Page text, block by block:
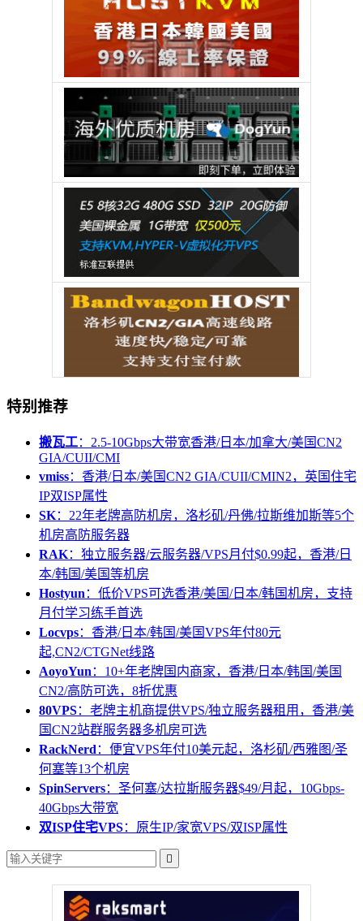
特别推荐
搬瓦工：2.5-10Gbps大带宽香港/日本/加拿大/美国CN2
GIA/CUII/CMI
vmiss：香港/日本/美国CN2 GIA/CUII/CMIN2，英国住宅
IP双ISP属性
SK：22年老牌高防机房，洛杉矶/丹佛/拉斯维加斯等5个
机房高防服务器
RAK：独立服务器/云服务器/VPS月付$0.99起，香港/日
本/韩国/美国等机房
Hostyun ：低价VPS可选香港/美国/日本/韩国机房，支持
月付学习练手首选
Locvps：香港/日本/韩国/美国VPS年付80元
起,CN2/CTGNet线路
AoyoYun ：10+年老牌国内商家，香港/日本/韩国/美国
CN2/高防可选，8折优惠
80VPS：老牌主机商提供VPS/独立服务器租用，香港/美
国CN2站群服务器多机房可选
RackNerd ：便宜VPS年付10美元起，洛杉矶/西雅图/圣
何塞等13个机房
SpinServers：圣何塞/达拉斯服务器$49/月起，10Gbps-
40Gbps大带宽
双ISP住宅VPS：原生IP/家宽VPS/双ISP属性
